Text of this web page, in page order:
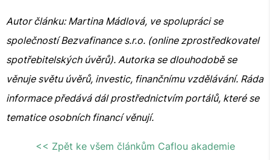
Autor článku: Martina Mádlová, ve spolupráci se
společností Bezvafinance s.r.o. (online zprostředkovatel
spotřebitelských úvěrů). Autorka se dlouhodobě se
věnuje světu úvěrů, investic, finančnímu vzdělávání. Ráda
informace předává dál prostřednictvím portálů, které se
tematice osobních financí věnují.
<< Zpět ke všem článkům Caflou akademie